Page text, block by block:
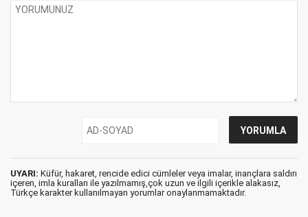
UYARI: Küfür, hakaret, rencide edici cümleler veya imalar, inançlara saldırı
içeren, imla kuralları ile yazılmamış,çok uzun ve ilgili içerikle alakasız,
Türkçe karakter kullanılmayan yorumlar onaylanmamaktadır.